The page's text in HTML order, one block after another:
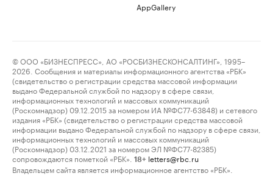
AppGallery
© ООО «БИЗНЕСПРЕСС», АО «РОСБИЗНЕСКОНСАЛТИНГ», 1995–
2026. Сообщения и материалы информационного агентства «РБК»
(свидетельство о регистрации средства массовой информации
выдано Федеральной службой по надзору в сфере связи,
информационных технологий и массовых коммуникаций
(Роскомнадзор) 09.12.2015 за номером ИА №ФС77-63848) и сетевого
издания «РБК» (свидетельство о регистрации средства массовой
информации выдано Федеральной службой по надзору в сфере связи,
информационных технологий и массовых коммуникаций
(Роскомнадзор) 03.12.2021 за номером ЭЛ №ФС77-82385)
сопровождаются пометкой «РБК».
18+ letters@rbc.ru
Владельцем сайта является информационное агентство «РБК».